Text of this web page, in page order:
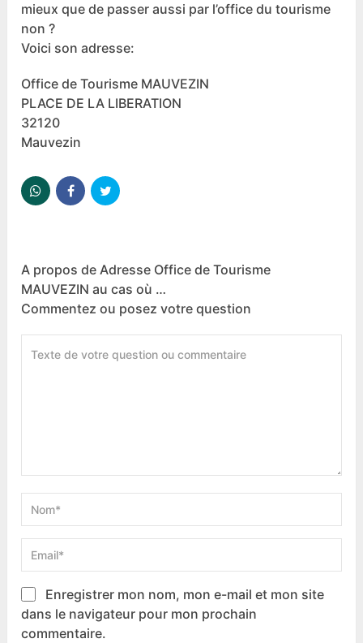
mieux que de passer aussi par l’office du tourisme
non ?
Voici son adresse:
Office de Tourisme MAUVEZIN
PLACE DE LA LIBERATION
32120
Mauvezin
A propos de Adresse Office de Tourisme
MAUVEZIN au cas où …
Commentez ou posez votre question
Enregistrer mon nom, mon e-mail et mon site
dans le navigateur pour mon prochain
commentaire.